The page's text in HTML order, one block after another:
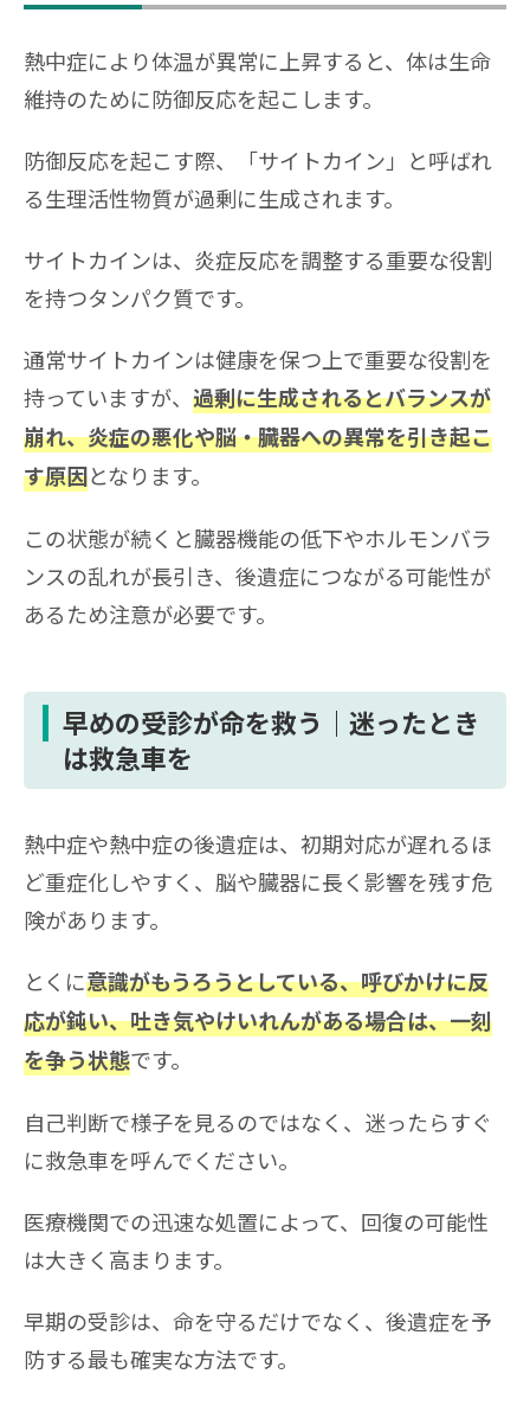
熱中症により体温が異常に上昇すると、体は生命
維持のために防御反応を起こします。
防御反応を起こす際、「サイトカイン」と呼ばれ
る生理活性物質が過剰に生成されます。
サイトカインは、炎症反応を調整する重要な役割
を持つタンパク質です。
通常サイトカインは健康を保つ上で重要な役割を
持っていますが、 過剰に生成されるとバランスが
崩れ、炎症の悪化や脳・臓器への異常を引き起こ
す原因となります。
この状態が続くと臓器機能の低下やホルモンバラ
ンスの乱れが長引き、後遺症につながる可能性が
あるため注意が必要です。
早めの受診が命を救う｜迷ったとき
は救急車を
熱中症や熱中症の後遺症は、初期対応が遅れるほ
ど重症化しやすく、脳や臓器に長く影響を残す危
険があります。
とくに意識がもうろうとしている、呼びかけに反
応が鈍い、吐き気やけいれんがある場合は、一刻
を争う状態です。
自己判断で様子を見るのではなく、迷ったらすぐ
に救急車を呼んでください。
医療機関での迅速な処置によって、回復の可能性
は大きく高まります。
早期の受診は、命を守るだけでなく、後遺症を予
防する最も確実な方法です。